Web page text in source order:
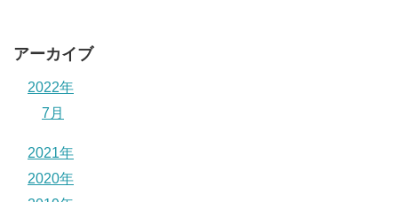
アーカイブ
2022年
7月
2021年
2020年